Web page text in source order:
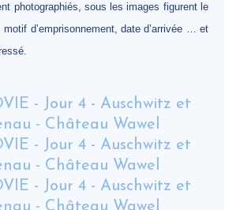
photographiés, sous les images figurent le
d’emprisonnement, date d’arrivée … et